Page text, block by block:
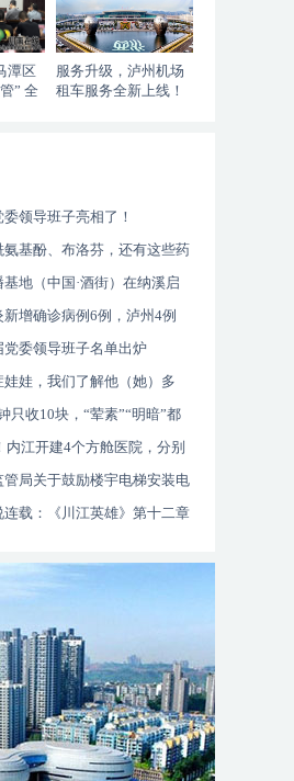
潭区
” 全
服务升级，泸州机场
租车服务全新上线！
领导班子亮相了！
氨基酚、布洛芬，还有这些药
地（中国·酒街）在纳溪启
增确诊病例6例，泸州4例
党委领导班子名单出炉
娃，我们了解他（她）多
只收10块，“荤素”“明暗”都
内江开建4个方舱医院，分别
管局关于鼓励楼宇电梯安装电
止系统的倡议书
连载：《川江英雄》第十二章